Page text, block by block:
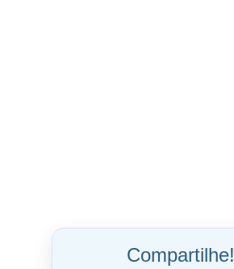
Compartilhe!